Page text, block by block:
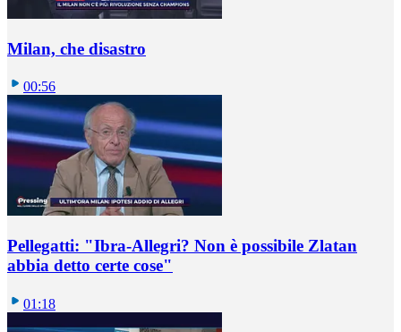
Milan, che disastro
00:56
Pellegatti: "Ibra-Allegri? Non è possibile Zlatan
abbia detto certe cose"
01:18